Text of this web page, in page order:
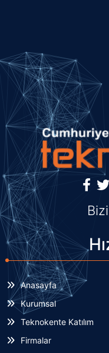
Anasayfa
Kurumsal
Teknokente Katılım
Firmalar